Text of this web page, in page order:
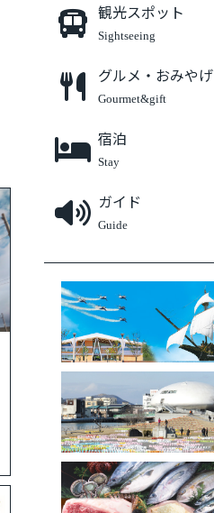
観光スポット
Sightseeing
グルメ・おみやげ
Gourmet&gift
宿泊
Stay
ガイド
Guide
被災地の今
ふるさと納税